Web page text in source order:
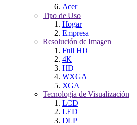
Acer
Tipo de Uso
Hogar
Empresa
Resolución de Imagen
Full HD
4K
HD
WXGA
XGA
Tecnología de Visualización
LCD
LED
DLP